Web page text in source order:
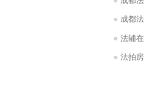
成都
法辅
法拍